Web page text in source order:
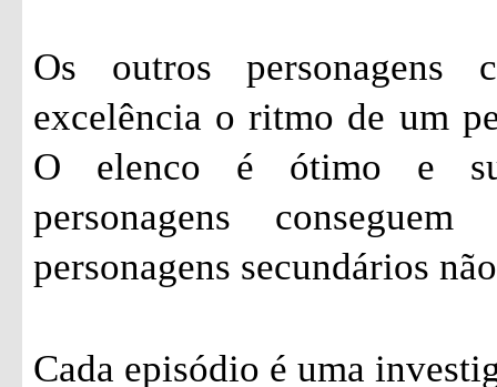
Os outros personagens
excelência o ritmo de um
O elenco é ótimo e
personagens
personagens secundários
Cada episódio é uma